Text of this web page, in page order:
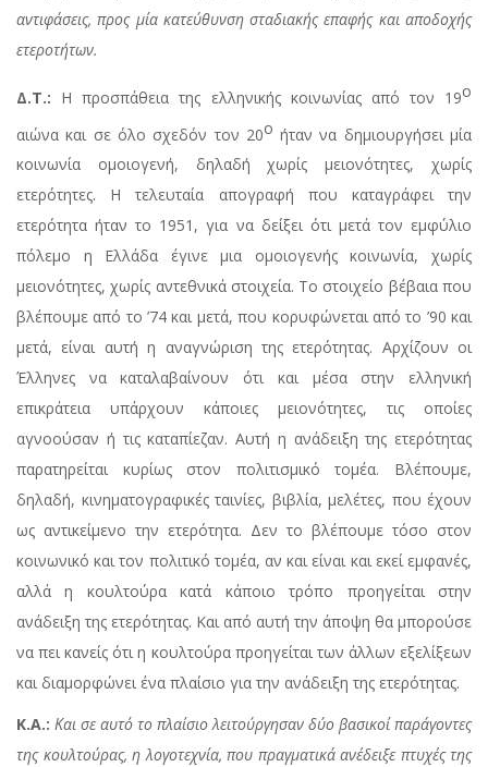
αντιφάσεις, προς μία κατεύθυνση σταδιακής επαφής και αποδοχής
ετεροτήτων.
Δ.Τ.: Η προσπάθεια της ελληνικής κοινωνίας από τον 19ο
αιώνα και σε όλο σχεδόν τον 20ο ήταν να δημιουργήσει μία
κοινωνία ομοιογενή, δηλαδή χωρίς μειονότητες, χωρίς
ετερότητες. Η τελευταία απογραφή που καταγράφει την
ετερότητα ήταν το 1951, για να δείξει ότι μετά τον εμφύλιο
πόλεμο η Ελλάδα έγινε μια ομοιογενής κοινωνία, χωρίς
μειονότητες, χωρίς αντεθνικά στοιχεία. Το στοιχείο βέβαια που
βλέπουμε από το ’74 και μετά, που κορυφώνεται από το ’90 και
μετά, είναι αυτή η αναγνώριση της ετερότητας. Αρχίζουν οι
Έλληνες να καταλαβαίνουν ότι και μέσα στην ελληνική
επικράτεια υπάρχουν κάποιες μειονότητες, τις οποίες
αγνοούσαν ή τις καταπίεζαν. Αυτή η ανάδειξη της ετερότητας
παρατηρείται κυρίως στον πολιτισμικό τομέα. Βλέπουμε,
δηλαδή, κινηματογραφικές ταινίες, βιβλία, μελέτες, που έχουν
ως αντικείμενο την ετερότητα. Δεν το βλέπουμε τόσο στον
κοινωνικό και τον πολιτικό τομέα, αν και είναι και εκεί εμφανές,
αλλά η κουλτούρα κατά κάποιο τρόπο προηγείται στην
ανάδειξη της ετερότητας. Και από αυτή την άποψη θα μπορούσε
να πει κανείς ότι η κουλτούρα προηγείται των άλλων εξελίξεων
και διαμορφώνει ένα πλαίσιο για την ανάδειξη της ετερότητας.
Κ.Α.: Και σε αυτό το πλαίσιο λειτούργησαν δύο βασικοί παράγοντες
της κουλτούρας, η λογοτεχνία, που πραγματικά ανέδειξε πτυχές της